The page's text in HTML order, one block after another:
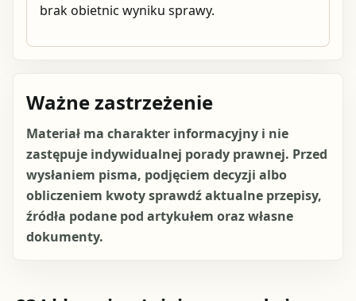
brak obietnic wyniku sprawy.
Ważne zastrzeżenie
Materiał ma charakter informacyjny i nie
zastępuje indywidualnej porady prawnej. Przed
wysłaniem pisma, podjęciem decyzji albo
obliczeniem kwoty sprawdź aktualne przepisy,
źródła podane pod artykułem oraz własne
dokumenty.